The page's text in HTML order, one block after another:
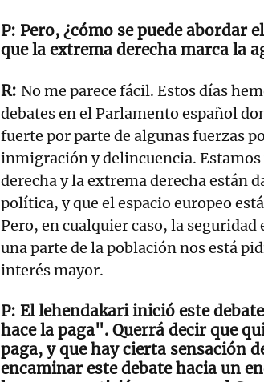
Pero, ¿cómo se puede abordar
que la extrema derecha marca la
No me parece fácil. Estos días
debates en el Parlamento español
fuerte por parte de algunas fuerzas
inmigración y delincuencia.
derecha y la extrema derecha están
política, y que el espacio europeo
Pero, en cualquier caso, la
una parte de la población nos está
interés mayor.
El lehendakari inició este
hace la paga". Querrá decir que
paga, y que hay cierta sensación
encaminar este debate hacia un